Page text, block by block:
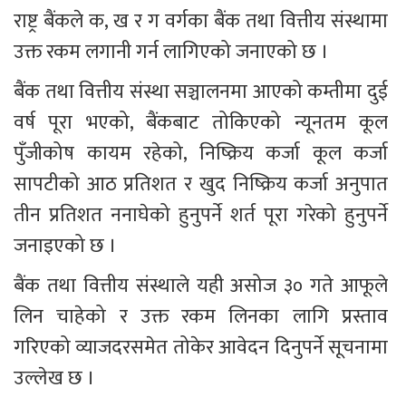
राष्ट्र बैंकले क, ख र ग वर्गका बैंक तथा वित्तीय संस्थामा
उक्त रकम लगानी गर्न लागिएको जनाएको छ ।
बैंक तथा वित्तीय संस्था सञ्चालनमा आएको कम्तीमा दुई
वर्ष पूरा भएको, बैंकबाट तोकिएको न्यूनतम कूल
पुँजीकोष कायम रहेको, निष्क्रिय कर्जा कूल कर्जा
सापटीको आठ प्रतिशत र खुद निष्क्रिय कर्जा अनुपात
तीन प्रतिशत ननाघेको हुनुपर्ने शर्त पूरा गरेको हुनुपर्ने
जनाइएको छ ।
बैंक तथा वित्तीय संस्थाले यही असोज ३० गते आफूले
लिन चाहेको र उक्त रकम लिनका लागि प्रस्ताव
गरिएको व्याजदरसमेत तोकेर आवेदन दिनुपर्ने सूचनामा
उल्लेख छ ।